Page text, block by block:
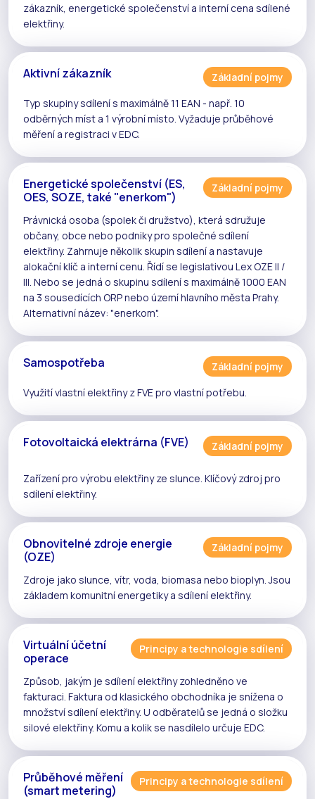
zákazník, energetické společenství a interní cena sdílené
elektřiny.
Aktivní zákazník
Základní pojmy
Typ skupiny sdílení s maximálně 11 EAN - např. 10
odběrných míst a 1 výrobní místo. Vyžaduje průběhové
měření a registraci vEDC.
Energetické společenství (ES,
OES, SOZE, také "enerkom")
Základní pojmy
Právnická osoba (spolek či družstvo), která sdružuje
občany, obce nebo podniky pro společné sdílení
elektřiny. Zahrnuje několikskupin sdílení a nastavuje
alokační klíč a interní cenu. Řídí se legislativou Lex OZE II /
III. Nebo se jedná o skupinu sdílení s maximálně 1000 EAN
na 3 sousedících ORP nebo území hlavního města Prahy.
Alternativní název: "enerkom".
Samospotřeba
Základní pojmy
Využití vlastní elektřiny zFVEpro vlastní potřebu.
Fotovoltaická elektrárna (FVE) Základní pojmy
Zařízení pro výrobu elektřiny ze slunce. Klíčový zdroj pro
sdílení elektřiny.
Obnovitelné zdroje energie
(OZE)
Základní pojmy
Zdroje jako slunce, vítr, voda, biomasa nebo bioplyn. Jsou
základem komunitní energetiky a sdílení elektřiny.
Virtuální účetní
operace
Principy a technologie sdílení
Způsob, jakým je sdílení elektřinyzohledněno ve
fakturaci. Faktura od klasického obchodníka je snížena o
množstvísdílení elektřiny. U odběratelů se jedná o složku
silové elektřiny. Komu a kolik se nasdílelo určuje EDC.
Průběhové měření
(smart metering)
Principy a technologie sdílení